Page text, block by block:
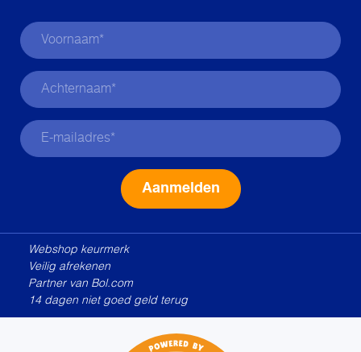
Webshop keurmerk
Veilig afrekenen
Partner van Bol.com
14 dagen niet goed geld terug